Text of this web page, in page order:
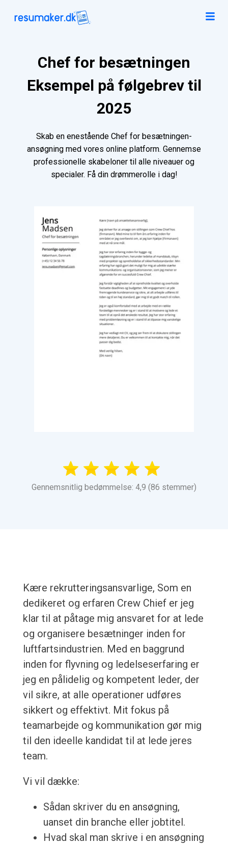
Chef for besætningen
Eksempel på følgebrev til
2025
Skab en enestående Chef for besætningen-
ansøgning med vores online platform. Gennemse
professionelle skabeloner til alle niveauer og
specialer. Få din drømmerolle i dag!
Gennemsnitlig bedømmelse: 4,9 (86 stemmer)
Kære rekrutteringsansvarlige, Som en
dedikeret og erfaren Crew Chief er jeg
klar til at påtage mig ansvaret for at lede
og organisere besætninger inden for
luftfartsindustrien. Med en baggrund
inden for flyvning og ledelseserfaring er
jeg en pålidelig og kompetent leder, der
vil sikre, at alle operationer udføres
sikkert og effektivt. Mit fokus på
teamarbejde og kommunikation gør mig
til den ideelle kandidat til at lede jeres
team.
Vi vil dække:
Sådan skriver du en ansøgning,
uanset din branche eller jobtitel.
Hvad skal man skrive i en ansøgning